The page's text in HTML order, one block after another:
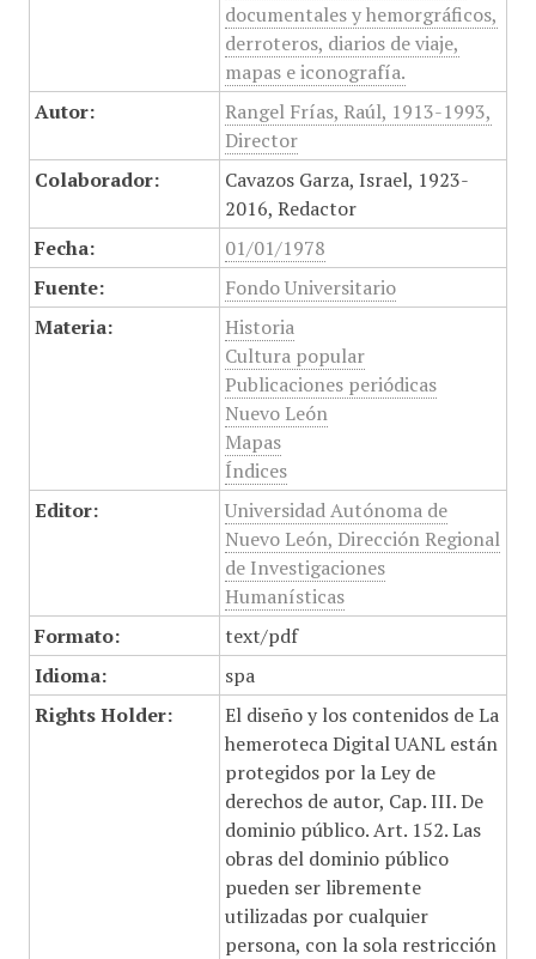
documentales y hemorgráficos,
derroteros, diarios de viaje,
mapas e iconografía.
Autor:
Rangel Frías, Raúl, 1913-1993,
Director
Colaborador:
Cavazos Garza, Israel, 1923-
2016, Redactor
Fecha:
01/01/1978
Fuente:
Fondo Universitario
Materia:
Historia
Cultura popular
Publicaciones periódicas
Nuevo León
Mapas
Índices
Editor:
Universidad Autónoma de
Nuevo León, Dirección Regional
de Investigaciones
Humanísticas
Formato:
text/pdf
Idioma:
spa
Rights Holder:
El diseño y los contenidos de La
hemeroteca Digital UANL están
protegidos por la Ley de
derechos de autor, Cap. III. De
dominio público. Art. 152. Las
obras del dominio público
pueden ser libremente
utilizadas por cualquier
persona, con la sola restricción